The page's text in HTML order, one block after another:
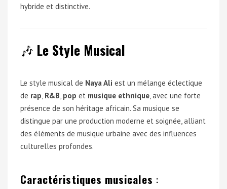
hybride et distinctive.
🎶 Le Style Musical
Le style musical de Naya Ali est un mélange éclectique
de rap, R&B, pop et musique ethnique, avec une forte
présence de son héritage africain. Sa musique se
distingue par une production moderne et soignée, alliant
des éléments de musique urbaine avec des influences
culturelles profondes.
Caractéristiques musicales :